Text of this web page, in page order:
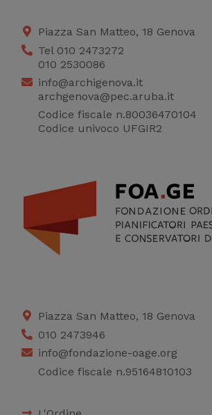
Piazza San Matteo, 18 Genova
Tel 010 2473272
010 2530086
info@archigenova.it
archgenova@pec.aruba.it
Codice fiscale n.80036470104
Codice univoco UFGIR2
Piazza San Matteo, 18 Genova
010 2473946
info@fondazione-oage.org
Codice fiscale n.95164810103